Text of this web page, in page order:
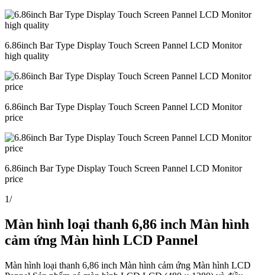
6.86inch Bar Type Display Touch Screen Pannel LCD Monitor
high quality
6.86inch Bar Type Display Touch Screen Pannel LCD Monitor
price
6.86inch Bar Type Display Touch Screen Pannel LCD Monitor
price
1/
Màn hình loại thanh 6,86 inch Màn hình
cảm ứng Màn hình LCD Pannel
Màn hình loại thanh 6,86 inch Màn hình cảm ứng Màn hình LCD